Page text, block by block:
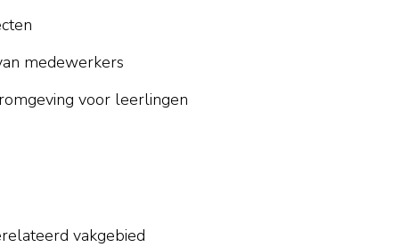
medewerkers
voor leerlingen
vakgebied